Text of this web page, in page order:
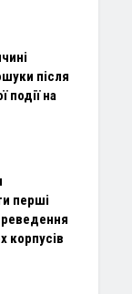
після
події на
перші
корпусів